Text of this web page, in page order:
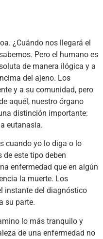
¿Cuándo nos llegará el
Pero el humano es
de manera ilógica y a
del ajeno. Los
y a su comunidad, pero
aquél, nuestro órgano
distinción importante:
eutanasia.
cuando yo lo diga o lo
este tipo deben
enfermedad que en algún
la muerte. Los
instante del diagnóstico
su parte.
lo más tranquilo y
de una enfermedad no